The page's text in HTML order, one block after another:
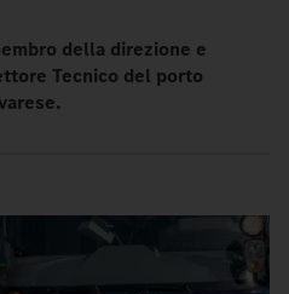
della direzione e
Tecnico del porto